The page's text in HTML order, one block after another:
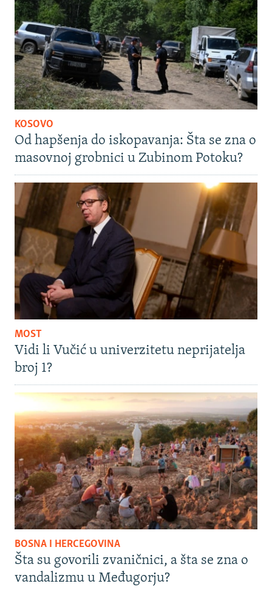
KOSOVO
Od hapšenja do iskopavanja: Šta se zna o
masovnoj grobnici u Zubinom Potoku?
MOST
Vidi li Vučić u univerzitetu neprijatelja
broj 1?
BOSNA I HERCEGOVINA
Šta su govorili zvaničnici, a šta se zna o
vandalizmu u Međugorju?